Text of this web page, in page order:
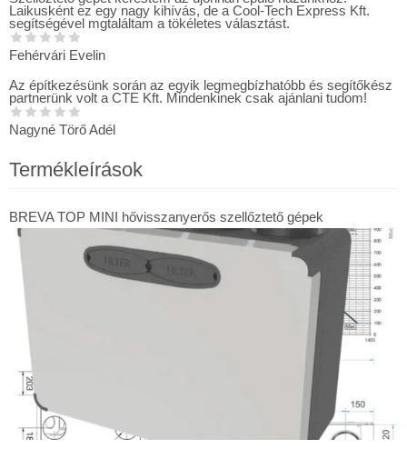
Laikusként ez egy nagy kihívás, de a Cool-Tech Express Kft.
segítségével mgtaláltam a tökéletes választást.
Fehérvári Evelin
Az építkezésünk során az egyik legmegbízhatóbb és segítőkész
partnerünk volt a CTE Kft. Mindenkinek csak ajánlani tudom!
Nagyné Törő Adél
Termékleírások
BREVA TOP MINI hővisszanyerős szellőztető gépek